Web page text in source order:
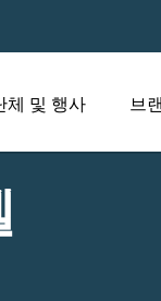
체 및 행사 브